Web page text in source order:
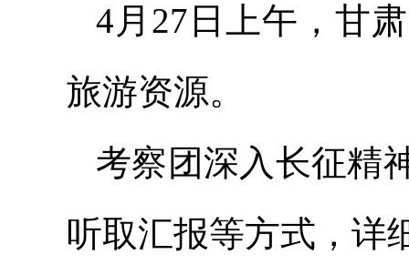
4月27日上午，甘
旅游资源。
考察团深入长征精
听取汇报等方式，详